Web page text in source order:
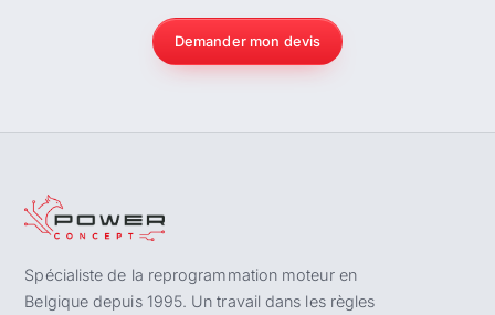
Demander mon devis
Spécialiste de la reprogrammation moteur en
Belgique depuis 1995. Un travail dans les règles